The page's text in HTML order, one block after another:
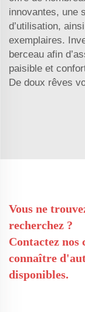
innovantes, une
d’utilisation,
exemplaires.
berceau afin
paisible et
De doux rêves
Vous ne
recherchez ?
Contactez nos
connaître
disponibles.